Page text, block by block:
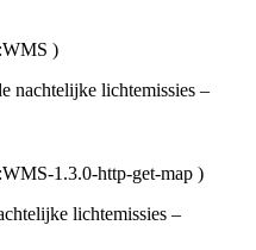
)
nachtelijke lichtemissies –
1.3.0-http-get-map )
lichtemissies –